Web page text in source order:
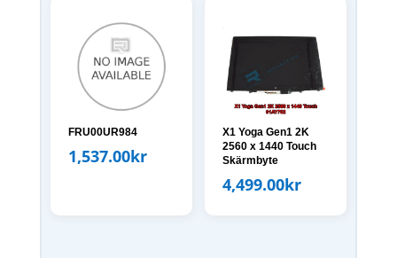
FRU00UR984
1,537.00kr
X1 Yoga Gen1 2K
2560 x 1440 Touch
Skärmbyte
4,499.00kr